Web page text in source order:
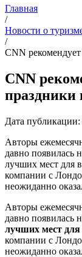
Главная
/
Новости о
/
CNN
CNN
праздники
Дата публикации:
Авторы
давно появилась
лучших мест для
компании с
неожиданно
Авторы
давно появилась
лучших мест для
компании с
неожиданно